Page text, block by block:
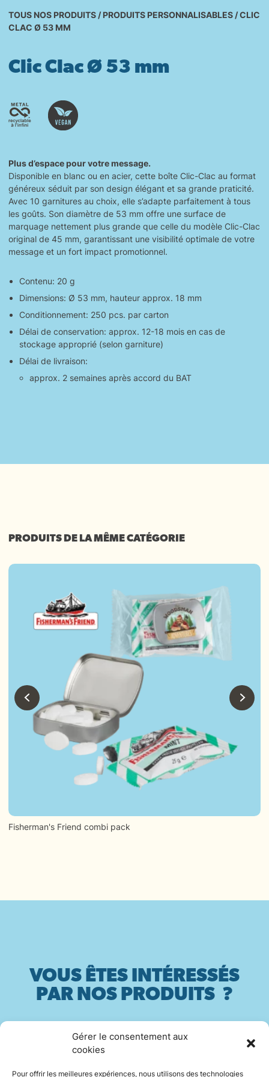
Gérer le consentement aux
cookies
Pour offrir les meilleures expériences, nous utilisons des technologies
TOUS NOS PRODUITS / PRODUITS PERSONNALISABLES /CLIC
CLAC Ø 53 MM
Clic Clac Ø 53 mm
Plus d’espace pour votre message.
Disponible en blanc ou en acier, cette boîte Clic-Clac au format
généreux séduit par son design élégant et sa grande praticité.
Avec 10 garnitures au choix, elle s’adapte parfaitement à tous
les goûts. Son diamètre de 53 mm offre une surface de
marquage nettement plus grande que celle du modèle Clic-Clac
original de 45 mm, garantissant une visibilité optimale de votre
message et un fort impact promotionnel.
Contenu: 20 g
Dimensions: Ø 53 mm, hauteur approx. 18 mm
Conditionnement: 250 pcs. par carton
Délai de conservation: approx. 12-18 mois en cas de
stockage approprié (selon garniture)
Délai de livraison:
approx. 2 semaines après accord du BAT
PRODUITS DE LA MÊME CATÉGORIE
Fisherman's Friend combi pack
VOUS ÊTES INTÉRESSÉS
PAR NOS PRODUITS ?
Contactez-nous